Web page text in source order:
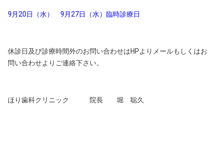
9月20日（水） 9月27日（水）臨時診療日
休診日及び診療時間外のお問い合わせはHPよりメールもしくはお
問い合わせよりご連絡下さい。
ほり歯科クリニック 院長 堀 聡久